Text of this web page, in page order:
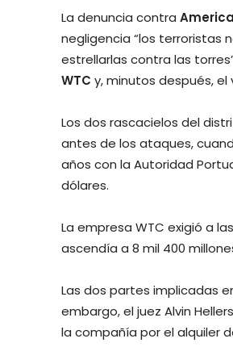
La denuncia contra
negligencia “los terroristas
estrellarlas contra las torres”
WTC y, minutos después,
Los dos rascacielos del
antes de los ataques,
años con la Autoridad
dólares.
La empresa WTC exigió a
ascendía a 8 mil 400
Las dos partes implicadas
embargo, el juez Alvin
la compañía por el alquiler